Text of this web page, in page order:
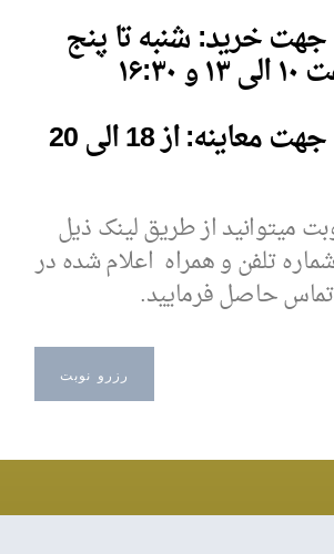
خرید: شنبه تا پنج
و ۱۶:۳۰
از 18 الی 20
میتوانید از طریق لینک ذیل
شماره تلفن و همراه اعلام شده در
حاصل فرمایید.
رزرو نوبت